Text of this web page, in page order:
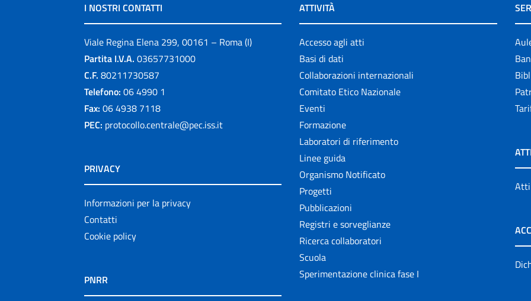
I NOSTRI CONTATTI
Viale Regina Elena 299, 00161 – Roma (I)
Partita I.V.A. 03657731000
C.F. 80211730587
Telefono: 06 4990 1
Fax: 06 4938 7118
PEC: protocollo.centrale@pec.iss.it
PRIVACY
Informazioni per la privacy
Contatti
Cookie policy
PNRR
ATTIVITÀ
Accesso agli atti
Basi di dati
Collaborazioni internazionali
Comitato Etico Nazionale
Eventi
Formazione
Laboratori di riferimento
Linee guida
Organismo Notificato
Progetti
Pubblicazioni
Registri e sorveglianze
Ricerca collaboratori
Scuola
Sperimentazione clinica fase I
Atti